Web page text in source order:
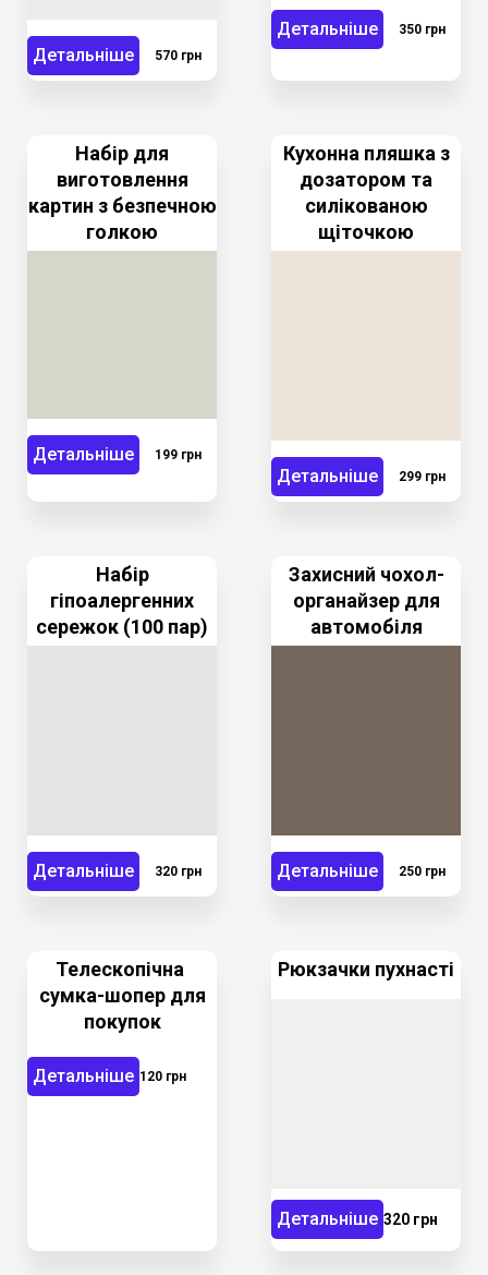
Детальніше 570 грн
Детальніше 350 грн
Набір для
виготовлення
картин з безпечною
голкою
Детальніше 199 грн
Кухонна пляшка з
дозатором та
силікованою
щіточкою
Детальніше 299 грн
Набір
гіпоалергенних
сережок (100 пар)
Детальніше 320 грн
Захисний чохол-
органайзер для
автомобіля
Детальніше 250 грн
Телескопічна
сумка-шопер для
покупок
Детальніше 120 грн
Рюкзачки пухнасті
Детальніше 320 грн